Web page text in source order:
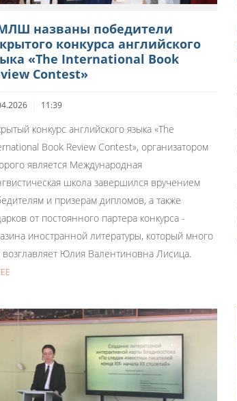
названы победители
конкурса английского
«The International Book
Contest»
11:39
конкурс английского языка «The
Book Review Contest», организатором
является Международная
школа завершился вручением
и призерам дипломов, а также
от постоянного партера конкурса -
иностранной литературы, который много
возглавляет Юлия Валентиновна Лисица.